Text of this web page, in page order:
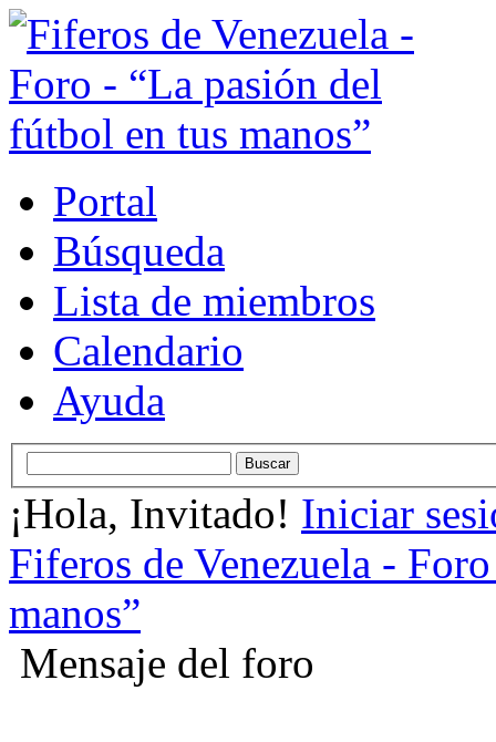
Portal
Búsqueda
Lista de miembros
Calendario
Ayuda
¡Hola, Invitado! Iniciar
Fiferos de Venezuela -
manos”
Mensaje del foro